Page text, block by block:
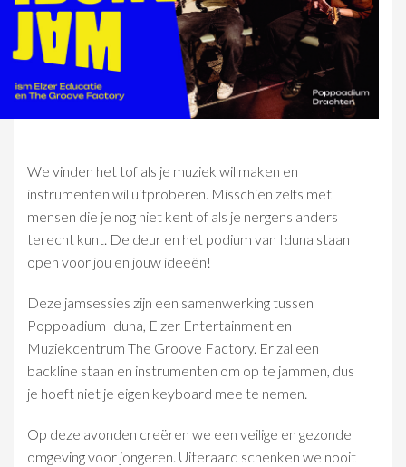
We vinden het tof als je muziek wil maken en
instrumenten wil uitproberen. Misschien zelfs met
mensen die je nog niet kent of als je nergens anders
terecht kunt. De deur en het podium van Iduna staan
open voor jou en jouw ideeën!
Deze jamsessies zijn een samenwerking tussen
Poppoadium Iduna, Elzer Entertainment en
Muziekcentrum The Groove Factory. Er zal een
backline staan en instrumenten om op te jammen, dus
je hoeft niet je eigen keyboard mee te nemen.
Op deze avonden creëren we een veilige en gezonde
omgeving voor jongeren. Uiteraard schenken we nooit